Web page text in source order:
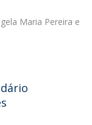
Maria Pereira e